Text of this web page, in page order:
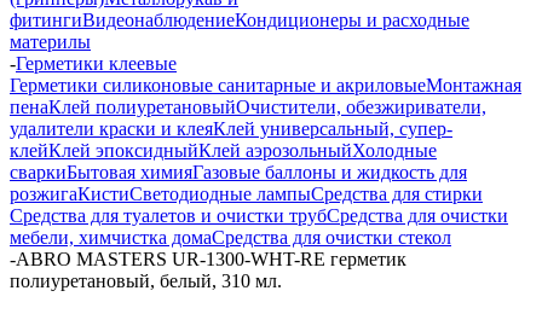
фитингиВидеонаблюдениеКондиционеры и расходные
материлы
-Герметики клеевые
Герметики силиконовые санитарные и акриловыеМонтажная
пенаКлей полиуретановыйОчистители, обезжириватели,
удалители краски и клеяКлей универсальный, супер-
клейКлей эпоксидныйКлей аэрозольныйХолодные
сваркиБытовая химияГазовые баллоны и жидкость для
розжигаКистиСветодиодные лампыСредства для стирки
Средства для туалетов и очистки трубСредства для очистки
мебели, химчистка домаСредства для очистки стекол
-ABRO MASTERS UR-1300-WHT-RE герметик
полиуретановый, белый, 310 мл.